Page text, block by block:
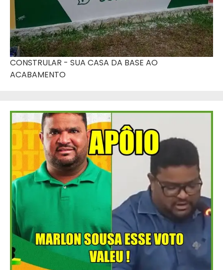
CONSTRULAR - SUA CASA DA BASE AO
ACABAMENTO